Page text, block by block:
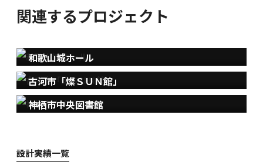
関連するプロジェクト
和歌山城ホール
古河市「燦ＳＵＮ館」
神栖市中央図書館
設計実績一覧